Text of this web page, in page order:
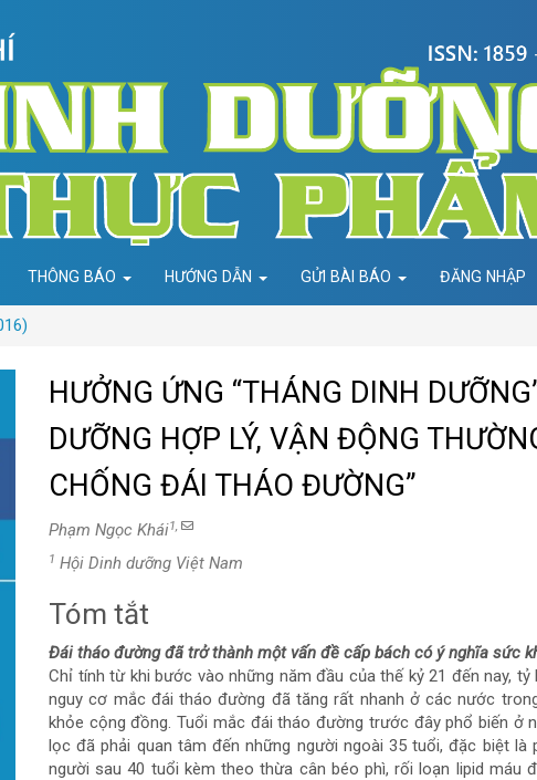
THÔNG BÁO HƯỚNG DẪN GỬI BÀI BÁO ĐĂNG NHẬP
HƯỞNG ỨNG “THÁNG DINH
DƯỠNG HỢP LÝ, VẬN ĐỘNG
CHỐNG ĐÁI THÁO ĐƯỜNG”
Phạm Ngọc Khái1,
1 Hội Dinh dưỡng Việt Nam
Nội
dung
chính
của
Tóm tắt
Đái tháo đường đã trở thành một vấn đề cấp bách có ý nghĩa sức
Chỉ tính từ khi bước vào những năm đầu của thế kỷ 21 đến nay,
nguy cơ mắc đái tháo đường đã tăng rất nhanh ở các nước
khỏe cộng đồng. Tuổi mắc đái tháo đường trước đây phổ biến ở
lọc đã phải quan tâm đến những người ngoài 35 tuổi, đặc biệt
người sau 40 tuổi kèm theo thừa cân béo phì, rối loạn lipid máu